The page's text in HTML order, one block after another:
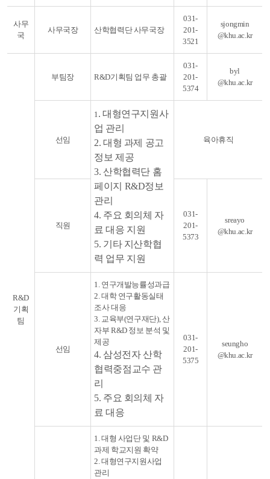
사무
국
사무국장 산학협력단 사무국장
031-
201-
3521
sjongmin
@khu.ac.kr
R&D
기획
팀
부팀장 R&D기획팀 업무 총괄
031-
201-
5374
byl
@khu.ac.kr
선임
1.대형연구지원사
업 관리
2.대형 과제 공고
정보 제공
3. 산학협력단 홈
페이지 R&D정보
관리
4. 주요 회의체 자
료 대응 지원
5. 기타 지산학협
력 업무 지원
육아휴직
직원
031-
201-
5373
sreayo
@khu.ac.kr
선임
1. 연구개발능률성과급
2. 대학 연구활동실태
조사 대응
3. 교육부(연구재단), 산
자부 R&D 정보 분석 및
제공
4. 삼성전자 산학
협력중점교수 관
리
5. 주요 회의체 자
료 대응
031-
201-
5375
seungho
@khu.ac.kr
1. 대형 사업단 및 R&D
과제 학교지원 확약
2. 대형연구지원사업
관리